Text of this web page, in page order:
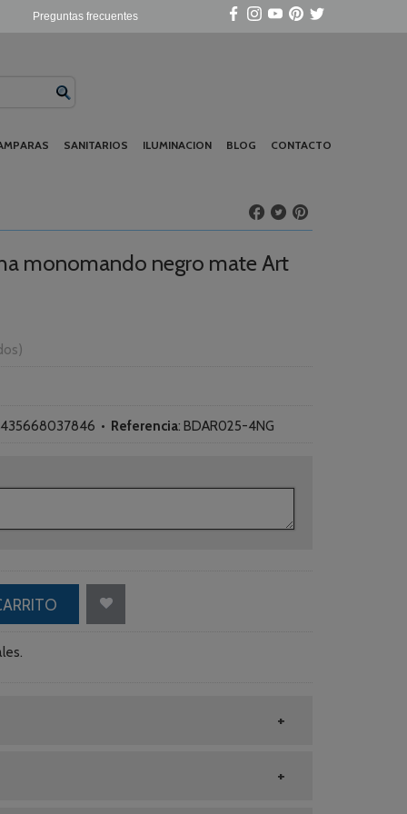
Preguntas frecuentes
SANITARIOS ILUMINACION BLOG CONTACTO
monomando negro mate Art
• Referencia: BDAR025-4NG